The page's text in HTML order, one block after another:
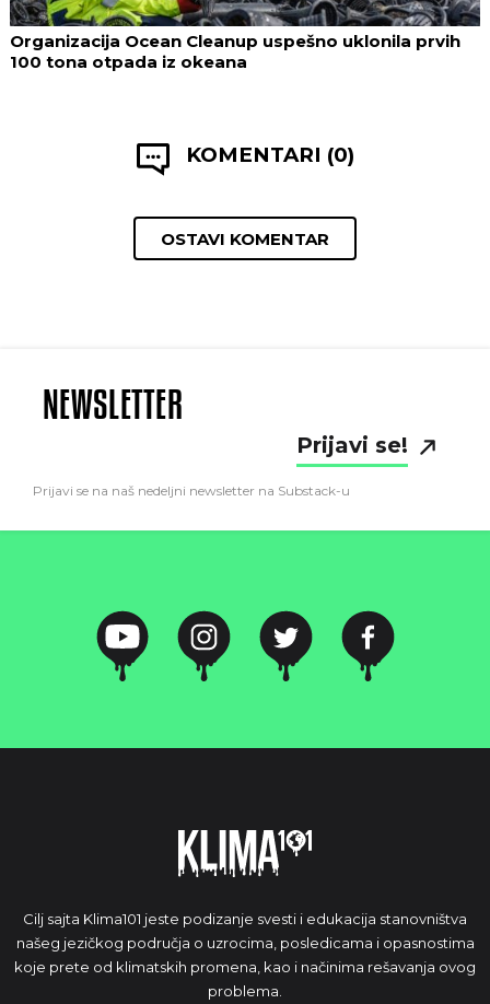
Organizacija Ocean Cleanup uspešno uklonila prvih
100 tona otpada iz okeana
KOMENTARI (0)
OSTAVI KOMENTAR
NEWSLETTER
Prijavi se!
Prijavi se na naš nedeljni newsletter na Substack-u
Cilj sajta Klima101 jeste podizanje svesti i edukacija stanovništva
našeg jezičkog područja o uzrocima, posledicama i opasnostima
koje prete od klimatskih promena, kao i načinima rešavanja ovog
problema.